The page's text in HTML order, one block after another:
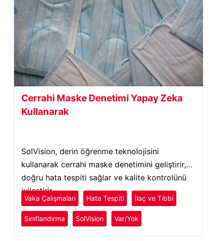
Cerrahi Maske Denetimi Yapay Zeka
Kullanarak
SolVision, derin öğrenme teknolojisini
kullanarak cerrahi maske denetimini geliştirir,
doğru hata tespiti sağlar ve kalite kontrolünü
iyileştirir.
Vaka Çalışmaları Hata Tespiti İlaç ve Tıbbi
Sınıflandırma SolVision Var/Yok